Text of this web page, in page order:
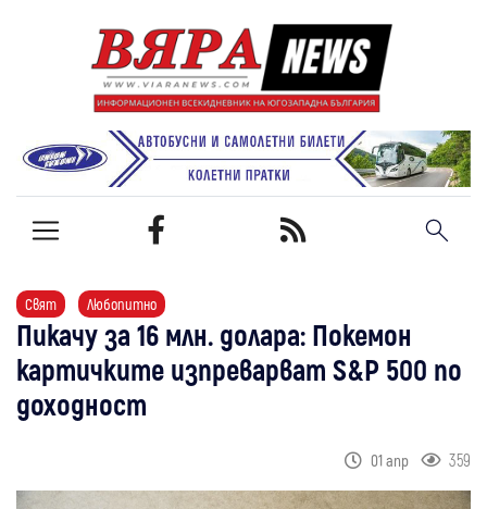
Свят Любопитно
Пикачу за 16 млн. долара: Покемон
картичките изпреварват S&P 500 по
доходност
01 апр 359